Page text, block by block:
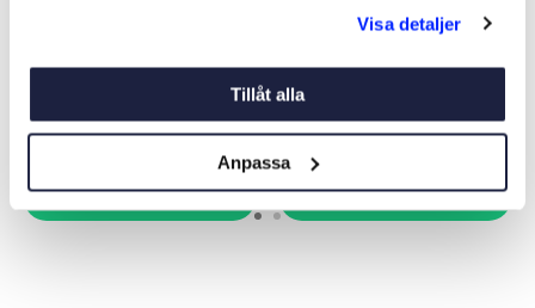
Visa detaljer
Tillåt alla
Anpassa
Köp
LIM TILL GUMMIBÅT 2-
KOMPONENT
579 kr
Köp